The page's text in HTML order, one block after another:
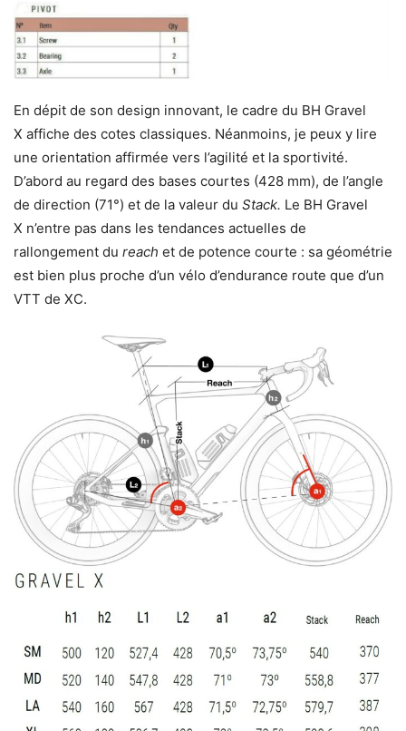
En dépit de son design innovant, le cadre du BH Gravel
X affiche des cotes classiques. Néanmoins, je peux y lire
une orientation affirmée vers l’agilité et la sportivité.
D’abord au regard des bases courtes (428 mm), de l’angle
de direction (71°) et de la valeur du Stack. Le BH Gravel
X n’entre pas dans les tendances actuelles de
rallongement du reach et de potence courte : sa géométrie
est bien plus proche d’un vélo d’endurance route que d’un
VTT de XC.